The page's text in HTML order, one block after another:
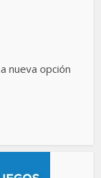
nueva opción